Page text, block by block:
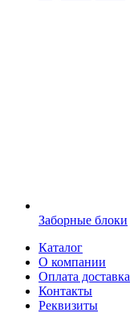
Заборные блоки
Каталог
О компании
Оплата доставка
Контакты
Реквизиты